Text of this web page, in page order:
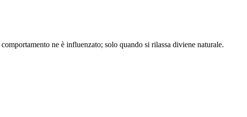
ne è influenzato; solo quando si rilassa diviene naturale.